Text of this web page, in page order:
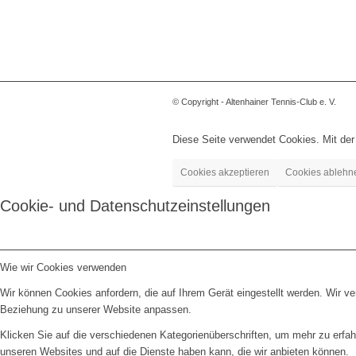
© Copyright - Altenhainer Tennis-Club e. V.
Diese Seite verwendet Cookies. Mit
Cookies akzeptieren Cookies
Cookie- und Datenschutzeinstellungen
Wie wir Cookies verwenden
Wir können Cookies anfordern, die auf Ihrem Gerät eingestellt werden. Wir
Beziehung zu unserer Website anpassen.
Klicken Sie auf die verschiedenen Kategorienüberschriften, um mehr zu
unseren Websites und auf die Dienste haben kann, die wir anbieten können.